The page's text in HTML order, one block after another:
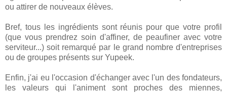
ou attirer de nouveaux élèves.
Bref, tous les ingrédients sont réunis pour que votre profil
(que vous prendrez soin d'affiner, de peaufiner avec votre
serviteur...) soit remarqué par le grand nombre d'entreprises
ou de groupes présents sur Yupeek.
Enfin, j'ai eu l'occasion d'échanger avec l'un des fondateurs,
les valeurs qui l'animent sont proches des miennes,